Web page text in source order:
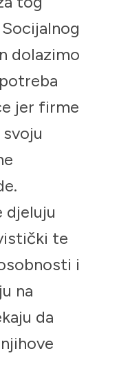
dolazimo
jer firme
djeluju
te
i
na
da